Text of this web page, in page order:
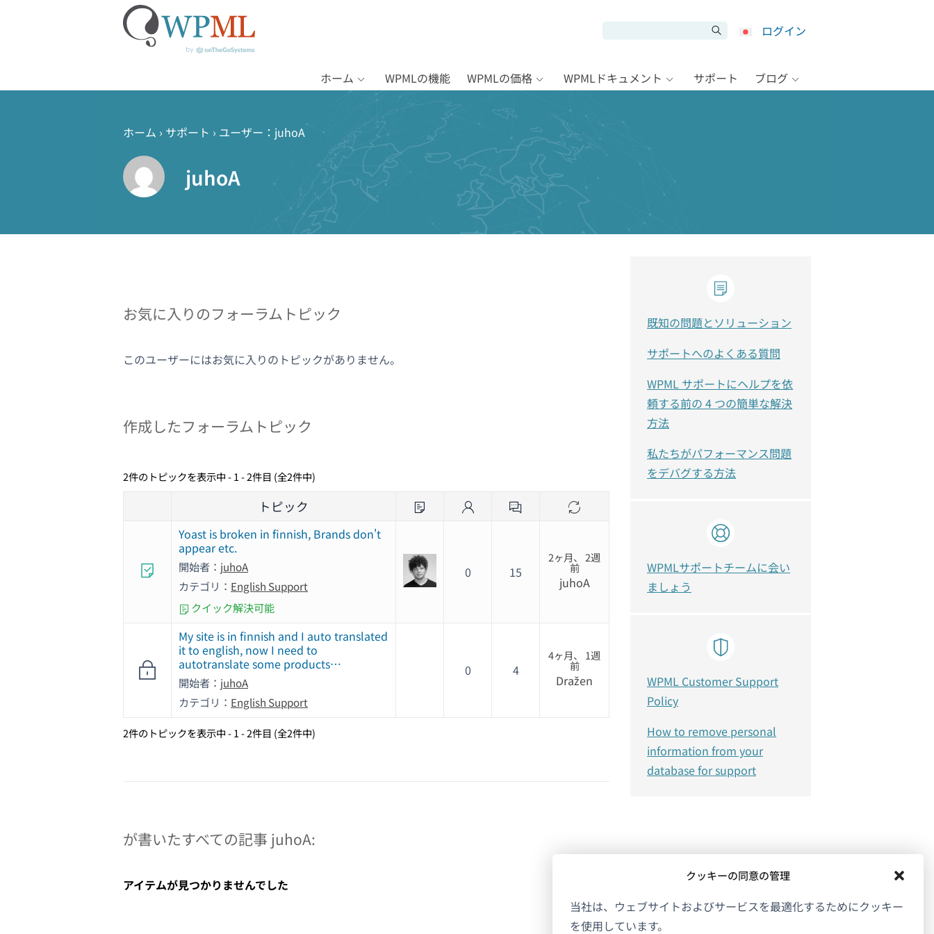
クッキーの同意の管理
当社は、ウェブサイトおよびサービスを最適化するためにクッキー
を使用しています。
ッ
ログイン
ホーム WPMLの機能 WPMLの価格 WPMLドキュメント サポート ブログ
ホーム › サポート › ユーザー：juhoA
juhoA
お気に入りのフォーラムトピック
このユーザーにはお気に入りのトピックがありません。
作成したフォーラムトピック
2件のトピックを表示中 - 1 - 2件目 (全2件中)
トピック
Yoast is broken in finnish, Brands don't
appear etc.
開始者： juhoA
カテゴリ： English Support
クイック解決可能
0 15
2ヶ月、 2週
前
juhoA
My site is in finnish and I auto translated
it to english, now I need to
autotranslate some products…
開始者： juhoA
カテゴリ： English Support
0 4
4ヶ月、 1週
前
Dražen
2件のトピックを表示中 - 1 - 2件目 (全2件中)
が書いたすべての記事 juhoA:
アイテムが見つかりませんでした
既知の問題とソリューション
サポートへのよくある質問
WPML サポートにヘルプを依
頼する前の 4 つの簡単な解決
方法
私たちがパフォーマンス問題
をデバグする方法
WPMLサポートチームに会い
ましょう
WPML Customer Support
Policy
How to remove personal
information from your
database for support